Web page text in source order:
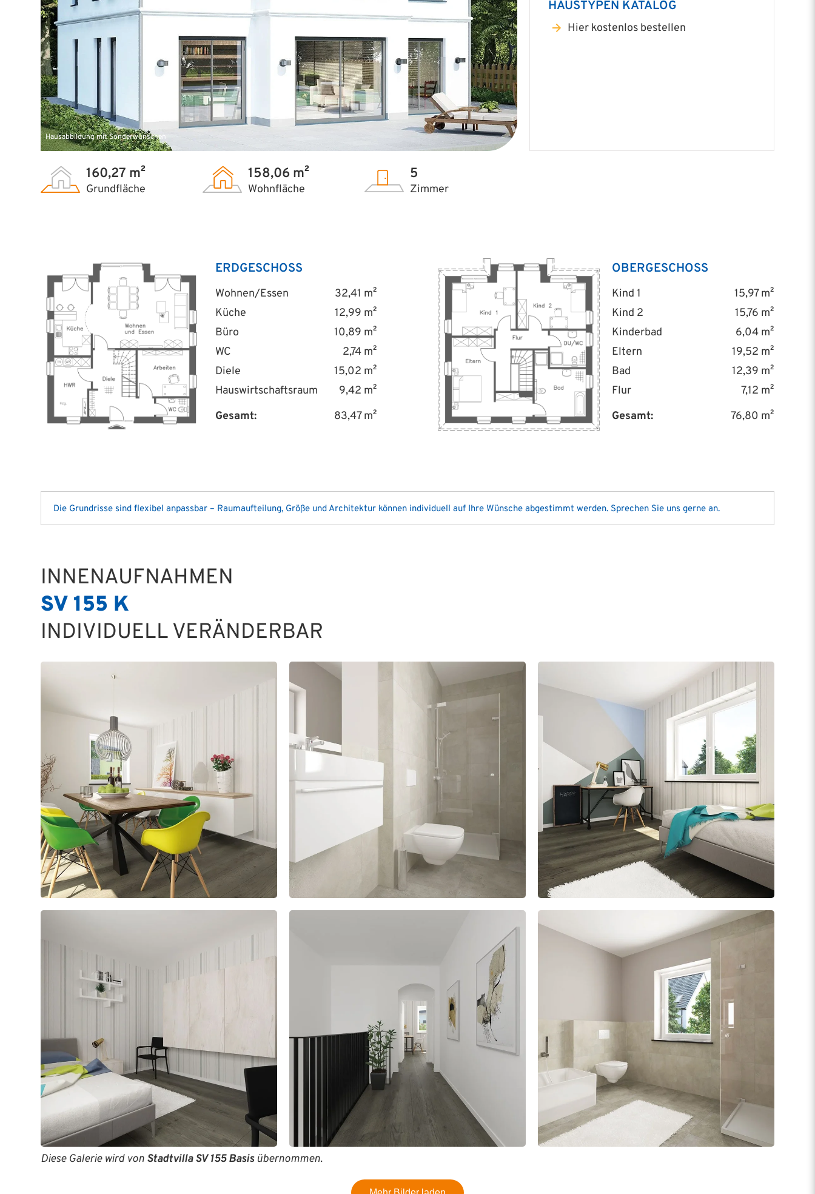
Hausabbildung mit Sonderwünschen
HAUSTYPEN KATALOG
Hier kostenlos bestellen
160,27 m²
Grundfläche
158,06 m²
Wohnfläche
5
Zimmer
ERDGESCHOSS
Wohnen/Essen
32,41 m²
Küche
12,99 m²
Büro
10,89 m²
WC
2,74 m²
Diele
15,02 m²
Hauswirtschaftsraum
9,42 m²
Gesamt:
83,47 m²
OBERGESCHOSS
Kind 1
15,97 m²
Kind 2
15,76 m²
Kinderbad
6,04 m²
Eltern
19,52 m²
Bad
12,39 m²
Flur
7,12 m²
Gesamt:
76,80 m²
Die Grundrisse sind flexibel anpassbar – Raumaufteilung, Größe und Architektur können individuell auf Ihre Wünsche abgestimmt werden. Sprechen Sie uns gerne an.
INNENAUFNAHMEN
SV 155 K
INDIVIDUELL VERÄNDERBAR
Diese Galerie wird vonStadtvilla SV 155 Basisübernommen.